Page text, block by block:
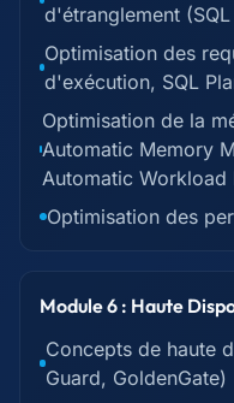
d'étranglement
Optimisation des
d'exécution, SQL
Optimisation de la
Automatic Memory
Automatic Workload
Optimisation des
Module 6 : Haute
Concepts de haute
Guard, GoldenGate)